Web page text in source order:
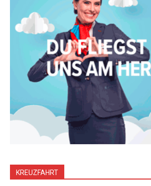
KREUZFAHRT